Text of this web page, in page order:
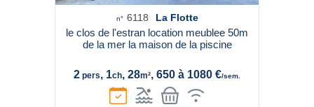
n° 6118 La Flotte
le clos de l'estran location meublee 50m
de la mer la maison de la piscine
2 pers, 1ch, 28m², 650 à 1080 €/sem.